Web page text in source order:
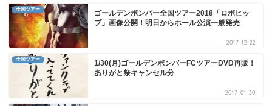
全国ツアー
ゴールデンボンバー全国ツアー2018「ロボヒッ
プ」画像公開！明日からホール公演一般発売
2017-12-22
全国ツアー
1/30(月)ゴールデンボンバーFCツアーDVD再販！
ありがと祭キャンセル分
2017-01-30